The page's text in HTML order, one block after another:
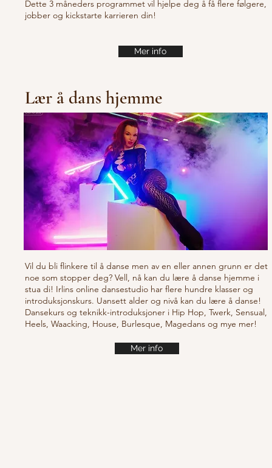
Dette 3 måneders programmet vil hjelpe deg å få flere følgere,
jobber og kickstarte karrieren din!
Mer info
Lær å dans hjemme
Vil du bli flinkere til å danse men av en eller annen grunn er det
noe som stopper deg? Vell, nå kan du lære å danse hjemme i
stua di! Irlins online dansestudio har flere hundre klasser og
introduksjonskurs. Uansett alder og nivå kan du lære å danse!
Dansekurs og teknikk-introduksjoner i Hip Hop, Twerk, Sensual,
Heels, Waacking, House, Burlesque, Magedans og mye mer!
Mer info